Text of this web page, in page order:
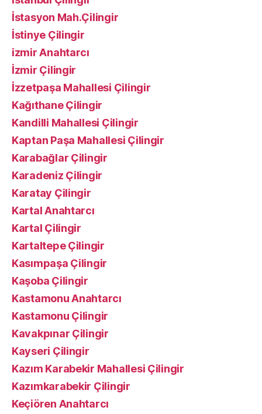
İstasyon Mah.Çilingir
İstinye Çilingir
izmir Anahtarcı
İzmir Çilingir
İzzetpaşa Mahallesi Çilingir
Kağıthane Çilingir
Kandilli Mahallesi Çilingir
Kaptan Paşa Mahallesi Çilingir
Karabağlar Çilingir
Karadeniz Çilingir
Karatay Çilingir
Kartal Anahtarcı
Kartal Çilingir
Kartaltepe Çilingir
Kasımpaşa Çilingir
Kaşoba Çilingir
Kastamonu Anahtarcı
Kastamonu Çilingir
Kavakpınar Çilingir
Kayseri Çilingir
Kazım Karabekir Mahallesi Çilingir
Kazımkarabekir Çilingir
Keçiören Anahtarcı